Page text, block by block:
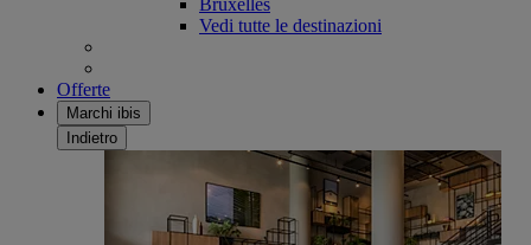
Bruxelles
Vedi tutte le destinazioni
Offerte
Marchi ibis
Indietro